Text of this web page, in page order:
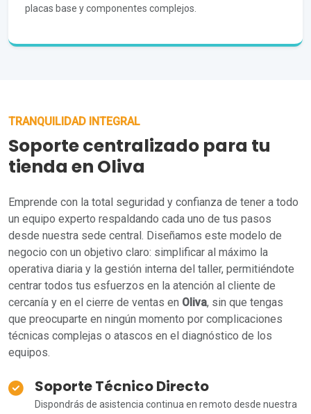
placas base y componentes complejos.
TRANQUILIDAD INTEGRAL
Soporte centralizado para tu
tienda en Oliva
Emprende con la total seguridad y confianza de tener a todo
un equipo experto respaldando cada uno de tus pasos
desde nuestra sede central. Diseñamos este modelo de
negocio con un objetivo claro: simplificar al máximo la
operativa diaria y la gestión interna del taller, permitiéndote
centrar todos tus esfuerzos en la atención al cliente de
cercanía y en el cierre de ventas en Oliva, sin que tengas
que preocuparte en ningún momento por complicaciones
técnicas complejas o atascos en el diagnóstico de los
equipos.
Soporte Técnico Directo
Dispondrás de asistencia continua en remoto desde nuestra